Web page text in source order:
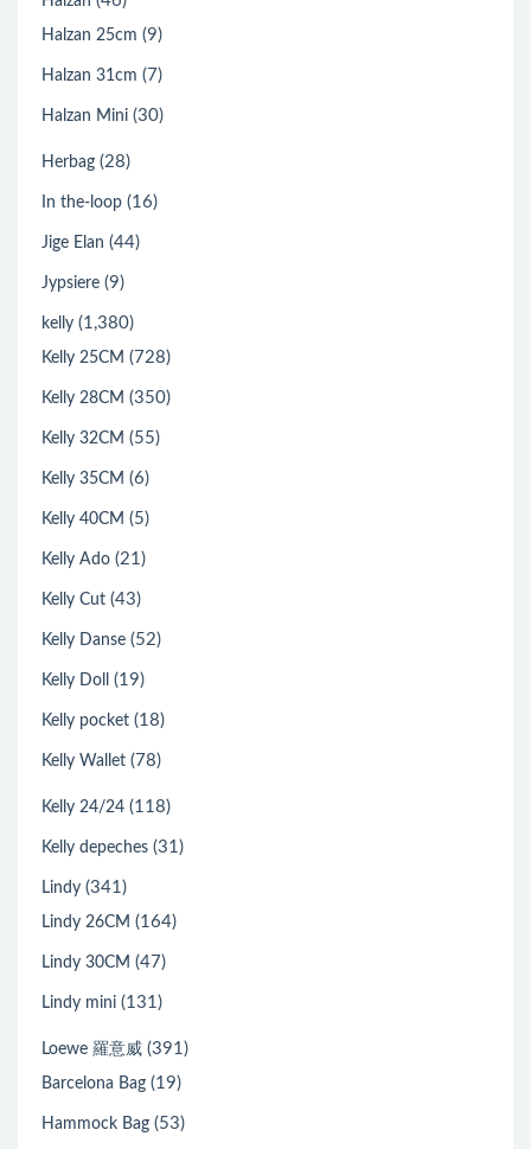
Halzan 25cm (9)
Halzan 31cm (7)
Halzan Mini (30)
Herbag (28)
In the-loop (16)
Jige Elan (44)
Jypsiere (9)
kelly (1,380)
Kelly 25CM (728)
Kelly 28CM (350)
Kelly 32CM (55)
Kelly 35CM (6)
Kelly 40CM (5)
Kelly Ado (21)
Kelly Cut (43)
Kelly Danse (52)
Kelly Doll (19)
Kelly pocket (18)
Kelly Wallet (78)
Kelly 24/24 (118)
Kelly depeches (31)
Lindy (341)
Lindy 26CM (164)
Lindy 30CM (47)
Lindy mini (131)
Loewe 羅意威 (391)
Barcelona Bag (19)
Hammock Bag (53)